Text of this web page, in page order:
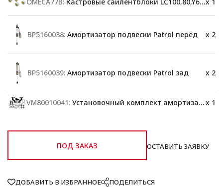
BP5160038: Амортизатор подвески Patrol перед x 2
BP5160039: Амортизатор подвески Patrol зад x 2
VM80010041:Установочный комплект амортизатора x 1
ПОД ЗАКАЗ ОСТАВИТЬ ЗАЯВКУ
ДОБАВИТЬ В ИЗБРАННОЕ ПОДЕЛИТЬСЯ